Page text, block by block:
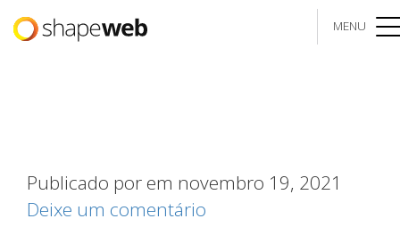
MENU
Publicado por em novembro 19, 2021
Deixe um comentário